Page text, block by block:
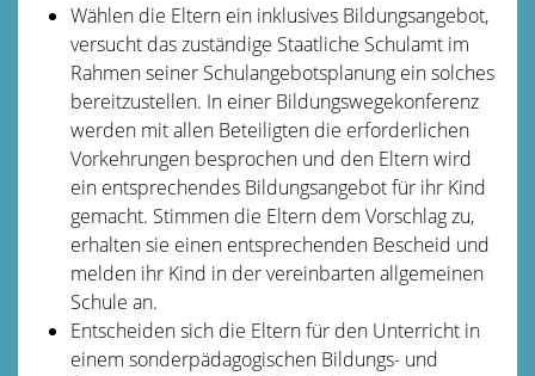
Wählen die Eltern ein inklusives Bildungsangebot,
versucht das zuständige Staatliche Schulamt im
Rahmen seiner Schulangebotsplanung ein solches
bereitzustellen. In einer Bildungswegekonferenz
werden mit allen Beteiligten die erforderlichen
Vorkehrungen besprochen und den Eltern wird
ein entsprechendes Bildungsangebot für ihr Kind
gemacht. Stimmen die Eltern dem Vorschlag zu,
erhalten sie einen entsprechenden Bescheid und
melden ihr Kind in der vereinbarten allgemeinen
Schule an.
Entscheiden sich die Eltern für den Unterricht in
einem sonderpädagogischen Bildungs- und